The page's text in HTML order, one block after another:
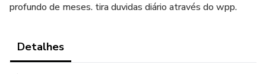
profundo de meses. tira duvidas diário através do wpp.
Detalhes